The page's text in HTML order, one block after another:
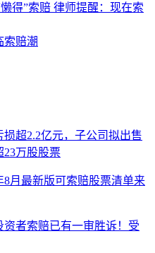
得”索赔 律师提醒：现在索
索赔潮
超2.2亿元，子公司拟出售
23万股股票
8月最新版可索赔股票清单来
资者索赔已有一审胜诉！受